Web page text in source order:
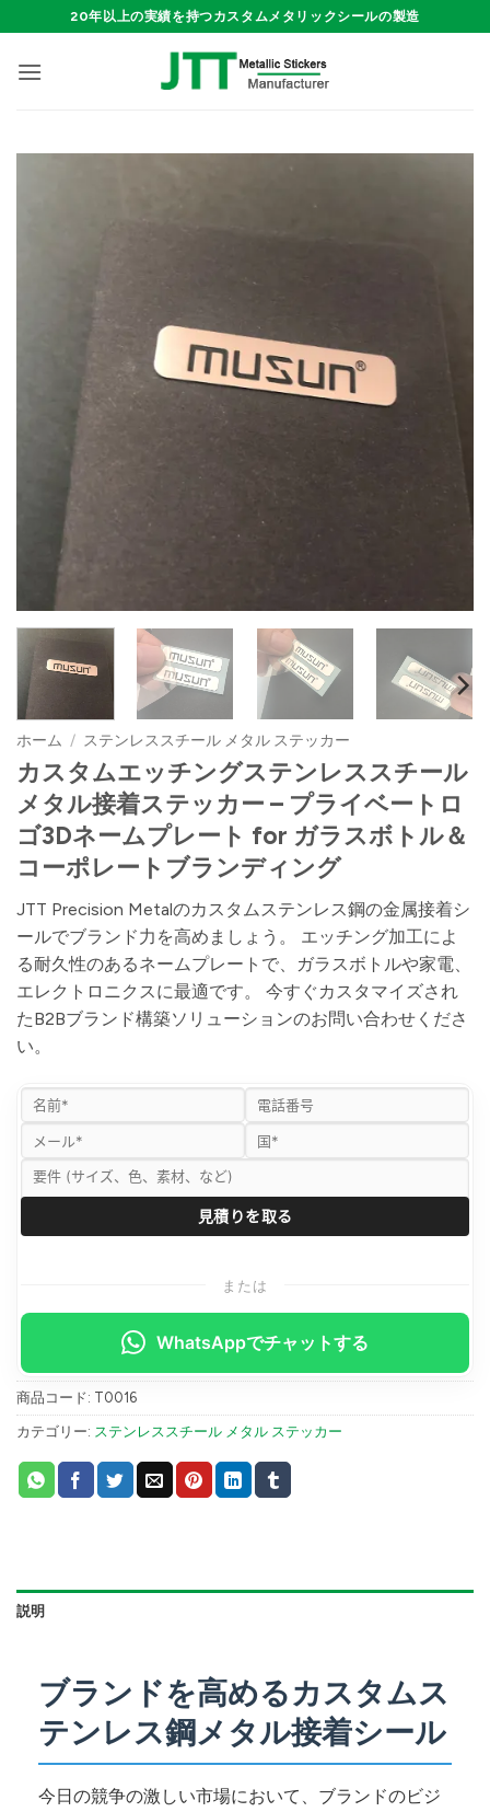
to
content
20年以上の実績を持つカスタムメタリックシールの製造
ホーム / ステンレススチール メタル ステッカー
カスタムエッチングステンレススチール
メタル接着ステッカー – プライベートロ
ゴ3Dネームプレート for ガラスボトル＆
コーポレートブランディング
JTT Precision Metalのカスタムステンレス鋼の金属接着シ
ールでブランド力を高めましょう。 エッチング加工によ
る耐久性のあるネームプレートで、ガラスボトルや家電、
エレクトロニクスに最適です。 今すぐカスタマイズされ
たB2Bブランド構築ソリューションのお問い合わせくださ
い。
または
WhatsAppでチャットする
商品コード: T0016
カテゴリー: ステンレススチール メタル ステッカー
説明
ブランドを高めるカスタムス
テンレス鋼メタル接着シール
今日の競争の激しい市場において、ブランドのビジ